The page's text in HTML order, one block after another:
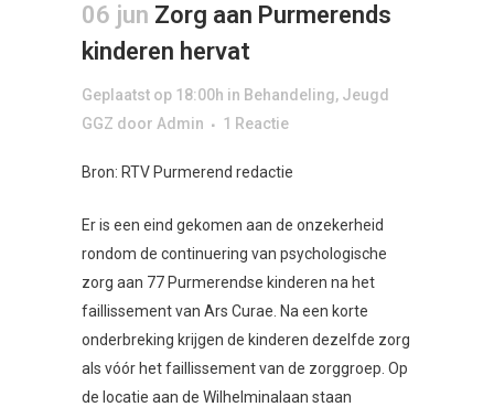
06 jun Zorg aan Purmerends
kinderen hervat
Geplaatst op 18:00h in Behandeling, Jeugd
GGZ door Admin 1 Reactie
Bron: RTV Purmerend redactie
Er is een eind gekomen aan de onzekerheid
rondom de continuering van psychologische
zorg aan 77 Purmerendse kinderen na het
faillissement van Ars Curae. Na een korte
onderbreking krijgen de kinderen dezelfde zorg
als vóór het faillissement van de zorggroep. Op
de locatie aan de Wilhelminalaan staan